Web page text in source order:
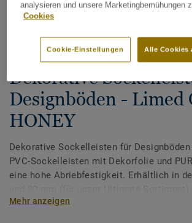
Tarkett Zubehör Komplettsortiment
Dekorative
Designböden - Limed
HONEY
Dekorative Sockelleisten für
PVC-Sockelleisten mit Dekorfolie und
eine hohe Abriebfestigkeit. Erhältlich in
unsere Designböden abgestimmten
Mehr anzeigen
analysieren und unsere Marketingbemühungen
Cookies
Alle Cookies
Cookie-Einstellungen